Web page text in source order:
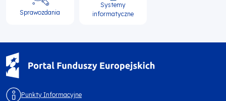
Sprawozdania
Systemy
informatyczne
Punkty Informacyjne